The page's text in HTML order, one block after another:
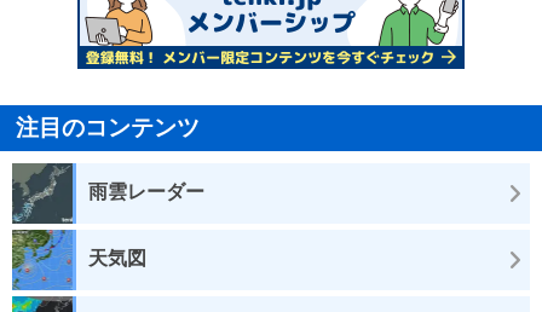
注目のコンテンツ
雨雲レーダー
天気図